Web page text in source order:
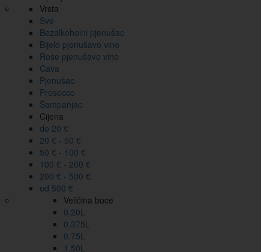
Vrsta
Sve
Bezalkoholni pjenušac
Bijelo pjenušavo vino
Rose pjenušavo vino
Cava
Pjenušac
Prosecco
Šampanjac
Cijena
do 20 €
20 € - 50 €
50 € - 100 €
100 € - 200 €
200 € - 500 €
od 500 €
Veličina boce
0,20L
0,375L
0,75L
1,50L